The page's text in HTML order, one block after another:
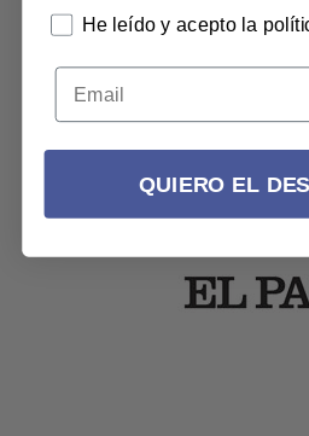
He leído y acepto la
QUIERO EL